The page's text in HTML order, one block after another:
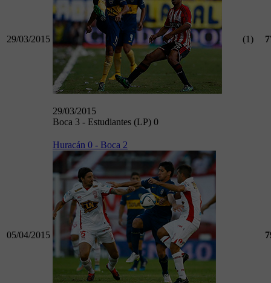
29/03/2015
29/03/2015
Boca 3 - Estudiantes (LP) 0
(1)
05/04/2015
Huracán 0 - Boca 2